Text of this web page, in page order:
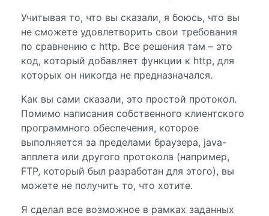
Учитывая то, что вы сказали, я боюсь, что вы
не сможете удовлетворить свои требования
по сравнению с http. Все решения там – это
код, который добавляет функции к http, для
которых он никогда не предназначался.
Как вы сами сказали, это простой протокол.
Помимо написания собственного клиентского
программного обеспечения, которое
выполняется за пределами браузера, java-
апплета или другого протокола (например,
FTP, который был разработан для этого), вы
можете не получить то, что хотите.
Я сделал все возможное в рамках заданных